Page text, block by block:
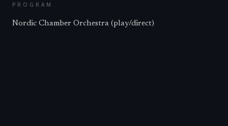
PROGRAM
Nordic Chamber Orchestra (play/direct)